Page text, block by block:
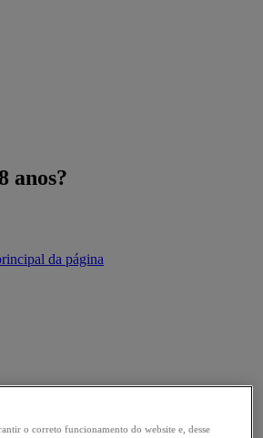
anos?
da página
o correto funcionamento do website e, desse